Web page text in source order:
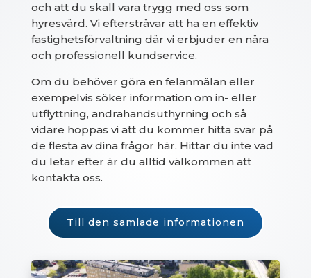
och att du skall vara trygg med oss som
hyresvärd. Vi eftersträvar att ha en effektiv
fastighetsförvaltning där vi erbjuder en nära
och professionell kundservice.
Om du behöver göra en felanmälan eller
exempelvis söker information om in- eller
utflyttning, andrahandsuthyrning och så
vidare hoppas vi att du kommer hitta svar på
de flesta av dina frågor här. Hittar du inte vad
du letar efter är du alltid välkommen att
kontakta oss.
Till den samlade informationen